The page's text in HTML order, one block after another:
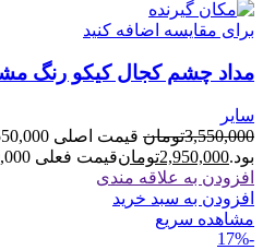
برای مقایسه اضافه کنید
مداد چشم کجال کیکو رنگ
سایر
3,550,000تومان
بود.2,950,000تومانقیمت فعلی 2,950,000تومان است.
افزودن به علاقه مندی
افزودن به سبد خرید
مشاهده سریع
-17%